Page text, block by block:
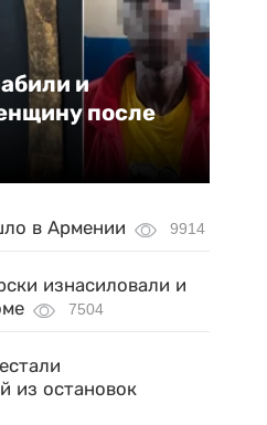
и
после
в Армении 9914
изнасиловали и
7504
из остановок